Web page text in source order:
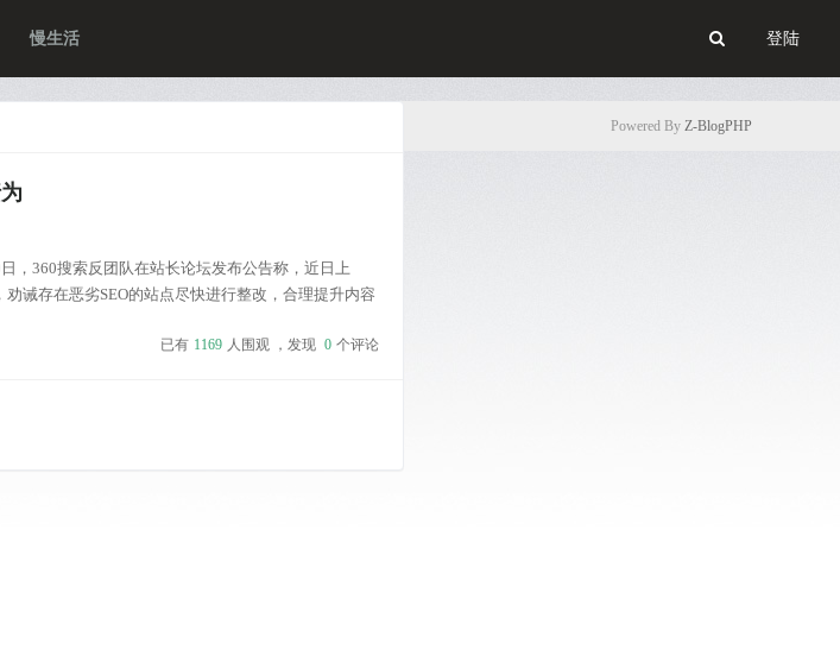
慢生活 登陆
，360搜索反团队在站长论坛发布公告称，近日上
诫存在恶劣SEO的站点尽快进行整改，合理提升内容
已有 1169 人围观 ，发现 0 个评论
Powered By Z-BlogPHP